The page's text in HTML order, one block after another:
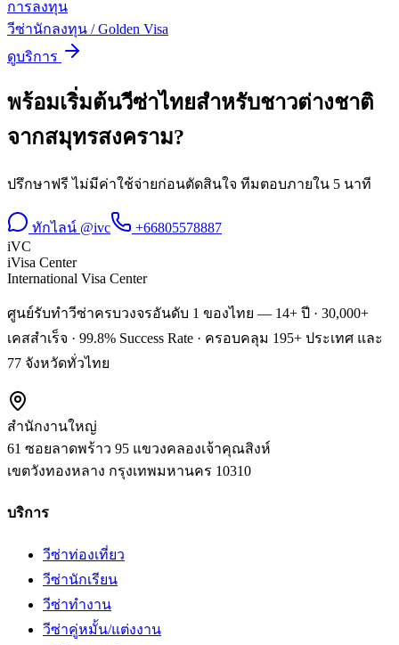
การลงทุน
วีซ่านักลงทุน / Golden Visa
ดูบริการ
พร้อมเริ่มต้นวีซ่าไทยสำหรับชาวต่างชาติ
จากสมุทรสงคราม?
ปรึกษาฟรี ไม่มีค่าใช้จ่ายก่อนตัดสินใจ ทีมตอบภายใน 5 นาที
ทักไลน์ @ivc
+66805578887
iVC
iVisa Center
International Visa Center
ศูนย์รับทำวีซ่าครบวงจรอันดับ 1 ของไทย — 14+ ปี · 30,000+
เคสสำเร็จ · 99.8% Success Rate · ครอบคลุม 195+ ประเทศ และ
77 จังหวัดทั่วไทย
สำนักงานใหญ่
61 ซอยลาดพร้าว 95 แขวงคลองเจ้าคุณสิงห์
เขตวังทองหลาง กรุงเทพมหานคร 10310
บริการ
วีซ่าท่องเที่ยว
วีซ่านักเรียน
วีซ่าทำงาน
วีซ่าคู่หมั้น/แต่งงาน